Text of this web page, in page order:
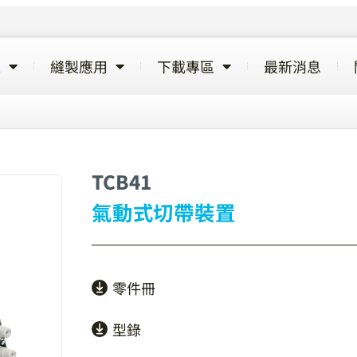
縫製應用 下載專區 最新消息
TCB41
氣動式切帶裝置
零件冊
型錄